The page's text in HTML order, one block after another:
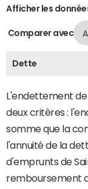
Afficher les
Comparer avec
Dette
L'endettement
deux critères :
somme que la
l'annuité de la
d'emprunts de
remboursement